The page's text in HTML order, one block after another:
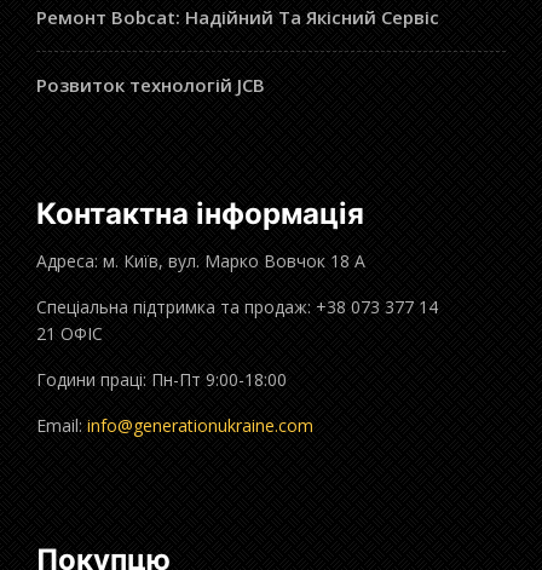
Ремонт Bobcat: Надійний Та Якісний Сервіс
Розвиток технологій JCB
Контактна інформація
Адреса: м. Київ, вул. Марко Вовчок 18 А
Спеціальна підтримка та продаж: +38 073 377 14
21 ОФІС
Години праці: Пн-Пт 9:00-18:00
Email: info@generationukraine.com
Покупцю